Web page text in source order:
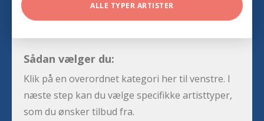
ALLE TYPER ARTISTER
Sådan vælger du:
Klik på en overordnet kategori her til venstre. I
næste step kan du vælge specifikke artisttyper,
som du ønsker tilbud fra.